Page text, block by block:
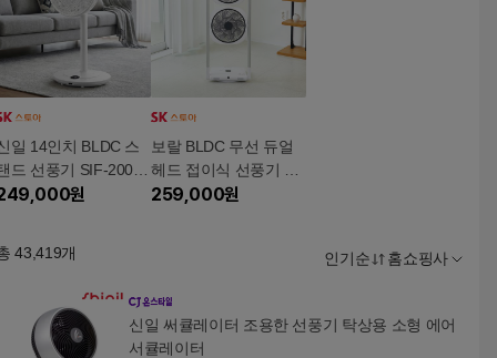
일 14인치 BLDC 스
드 선풍기 SIF-2000
원
보랄 BLDC 무선 듀얼
헤드 접이식 선풍기 BR
-Q320DH
259,000원
43,419개 인기순 홈쇼핑사
신일 써큘레이터 조용한 선풍기 탁상용 소형 에어
서큘레이터